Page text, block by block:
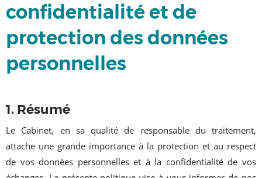
confidentialité et de
protection des données
personnelles
1. Résumé
Le Cabinet, en sa qualité de responsable du traitement,
attache une grande importance à la protection et au respect
de vos données personnelles et à la confidentialité de vos